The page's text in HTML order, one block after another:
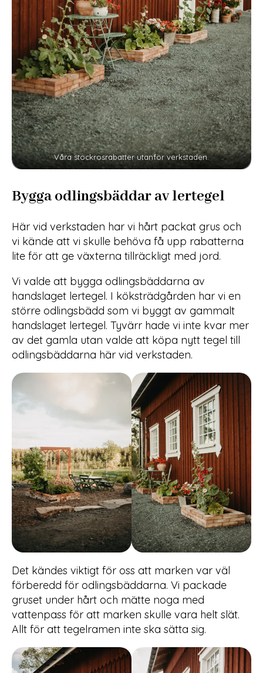
Våra stockrosrabatter utanför verkstaden.
Bygga odlingsbäddar av lertegel
Här vid verkstaden har vi hårt packat grus och
vi kände att vi skulle behöva få upp rabatterna
lite för att ge växterna tillräckligt med jord.
Vi valde att bygga odlingsbäddarna av
handslaget lertegel. I köksträdgården har vi en
större odlingsbädd som vi byggt av gammalt
handslaget lertegel. Tyvärr hade vi inte kvar mer
av det gamla utan valde att köpa nytt tegel till
odlingsbäddarna här vid verkstaden.
Det kändes viktigt för oss att marken var väl
förberedd för odlingsbäddarna. Vi packade
gruset under hårt och mätte noga med
vattenpass för att marken skulle vara helt slät.
Allt för att tegelramen inte ska sätta sig.